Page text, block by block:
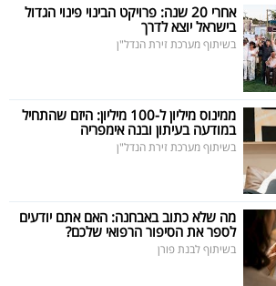
אחרי 20 שנה: פרויקט הבינוי פינוי הגדול
בישראל יוצא לדרך
בשיתוף מערכת זירת הנדל"ן
ממינוס מיליון ל-100 מיליון: היזם שהתחיל
במודעה בעיתון ובנה אימפריה
בשיתוף מערכת זירת הנדל"ן
מה שלא כתוב באבחנה: האם אתם יודעים
לספר את הסיפור הרפואי שלכם?
בשיתוף לבנת פורן